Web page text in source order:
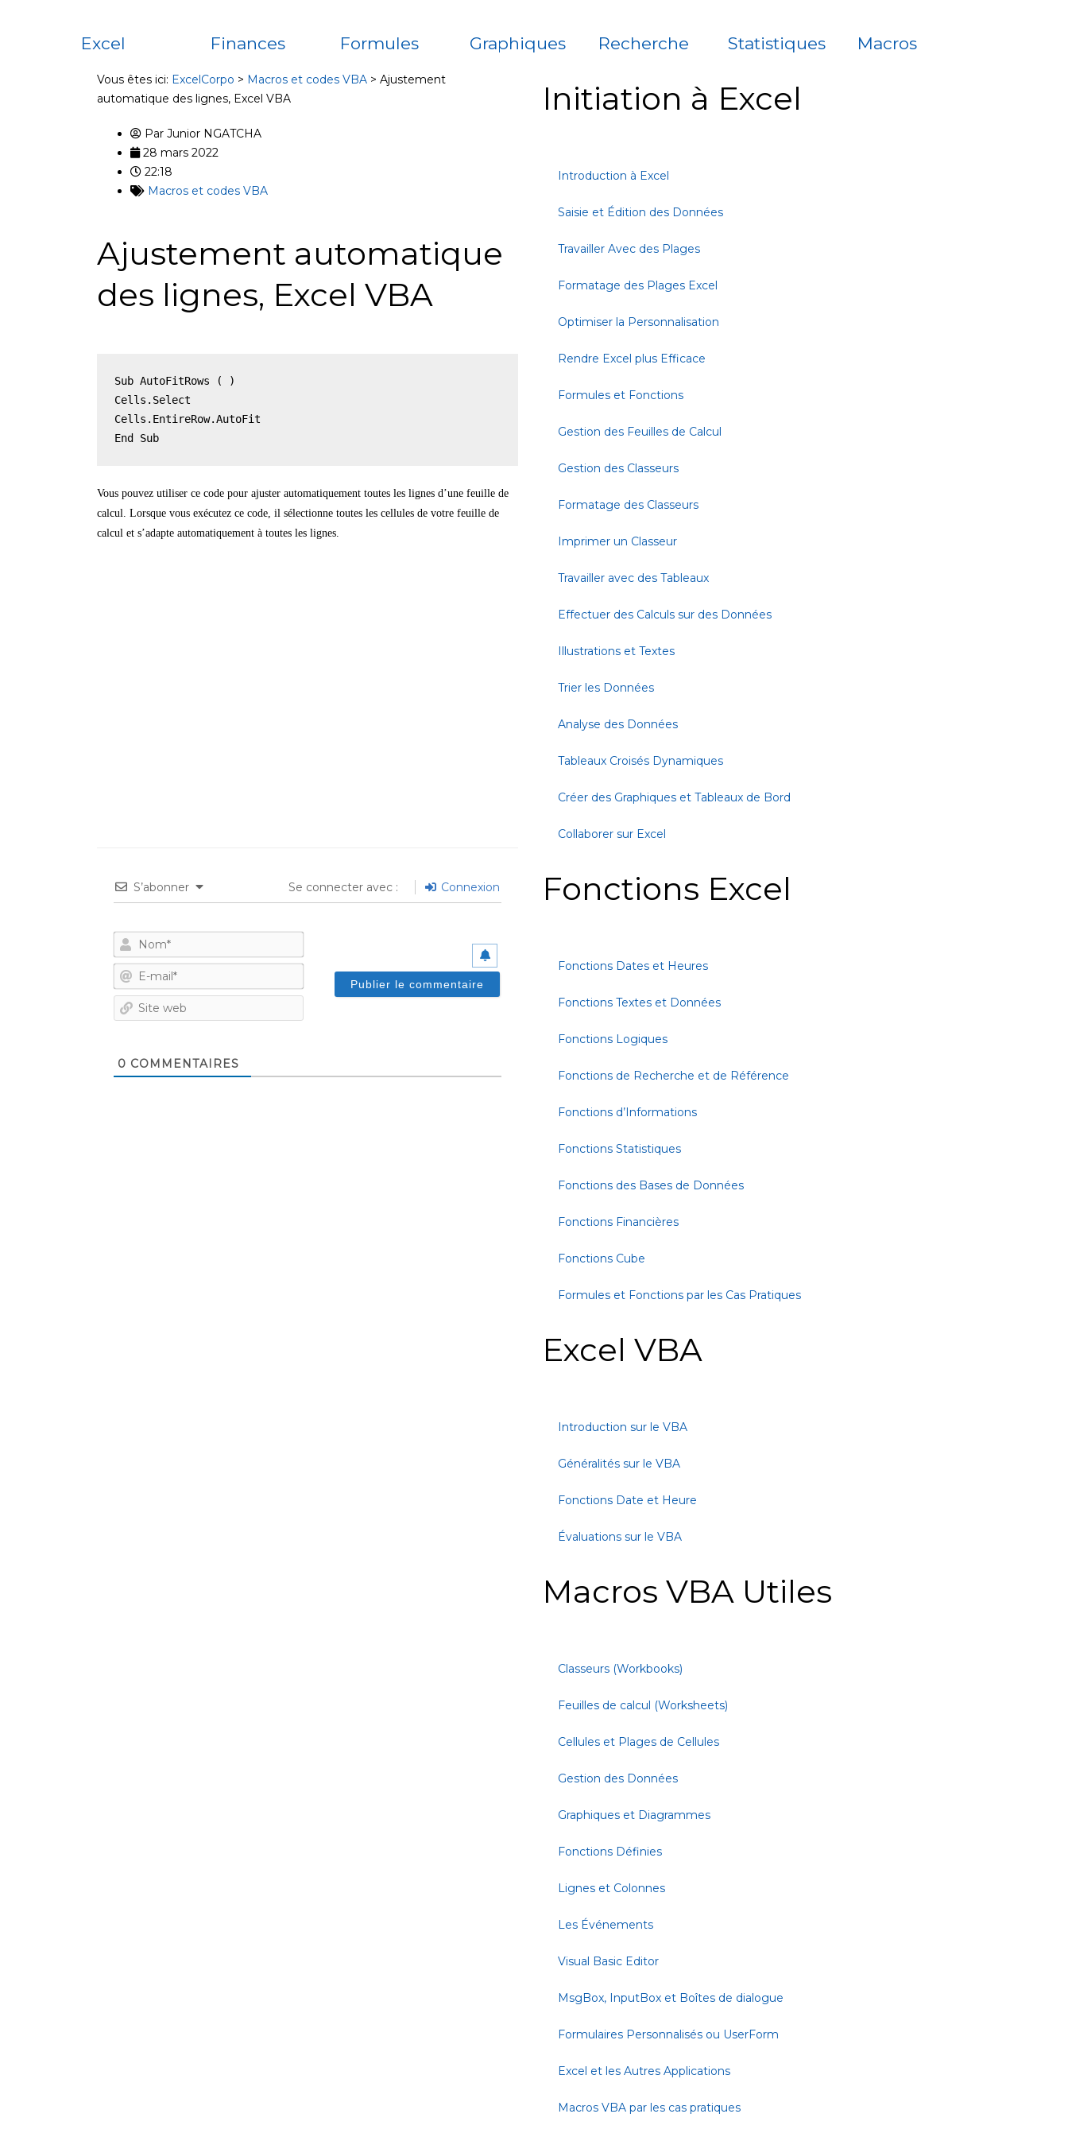
Excel Finances Formules Graphiques Recherche Statistiques Macros
Vous êtes ici: ExcelCorpo > Macros et codes VBA > Ajustement
automatique des lignes, Excel VBA
Par Junior NGATCHA
28 mars 2022
22:18
Macros et codes VBA
Ajustement automatique
des lignes, Excel VBA
Sub AutoFitRows ( )
Cells.Select
Cells.EntireRow.AutoFit
Vous pouvez utiliser ce code pour ajuster automatiquement toutes les lignes d’une feuille de
calcul. Lorsque vous exécutez ce code, il sélectionne toutes les cellules de votre feuille de
calcul et s’adapte automatiquement à toutes les lignes.
S’abonner Se connecter avec : Connexion
Nom*
E-
mail*
0 COMMENTAIRES
Initiation à Excel
Introduction à Excel
Saisie et Édition des Données
Travailler Avec des Plages
Formatage des Plages Excel
Optimiser la Personnalisation
Rendre Excel plus Efficace
Formules et Fonctions
Gestion des Feuilles de Calcul
Gestion des Classeurs
Formatage des Classeurs
Imprimer un Classeur
Travailler avec des Tableaux
Effectuer des Calculs sur des Données
Illustrations et Textes
Trier les Données
Analyse des Données
Tableaux Croisés Dynamiques
Créer des Graphiques et Tableaux de Bord
Collaborer sur Excel
Fonctions Excel
Fonctions Dates et Heures
Fonctions Textes et Données
Fonctions Logiques
Fonctions de Recherche et de Référence
Fonctions d’Informations
Fonctions Statistiques
Fonctions des Bases de Données
Fonctions Financières
Fonctions Cube
Formules et Fonctions par les Cas Pratiques
Excel VBA
Introduction sur le VBA
Généralités sur le VBA
Fonctions Date et Heure
Évaluations sur le VBA
Macros VBA Utiles
Classeurs (Workbooks)
Feuilles de calcul (Worksheets)
Cellules et Plages de Cellules
Gestion des Données
Graphiques et Diagrammes
Fonctions Définies
Lignes et Colonnes
Les Événements
Visual Basic Editor
MsgBox, InputBox et Boîtes de dialogue
Formulaires Personnalisés ou UserForm
Excel et les Autres Applications
Macros VBA par les cas pratiques